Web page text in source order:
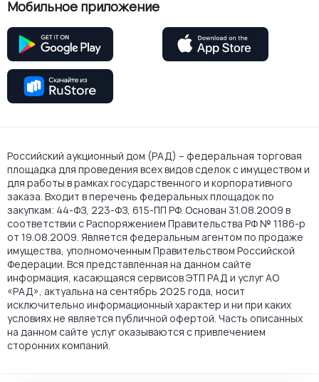
Мобильное приложение
Российский аукционный дом (РАД) – федеральная торговая
площадка для проведения всех видов сделок с имуществом и
для работы в рамках государственного и корпоративного
заказа. Входит в перечень федеральных площадок по
закупкам: 44-ФЗ, 223-ФЗ, 615-ПП РФ. Основан 31.08.2009 в
соответствии с Распоряжением Правительства РФ № 1186-р
от 19.08.2009. Является федеральным агентом по продаже
имущества, уполномоченным Правительством Российской
Федерации. Вся представленная на данном сайте
информация, касающаяся сервисов ЭТП РАД и услуг АО
«РАД», актуальна на сентябрь 2025 года, носит
исключительно информационный характер и ни при каких
условиях не является публичной офертой. Часть описанных
на данном сайте услуг оказываются с привлечением
сторонних компаний.